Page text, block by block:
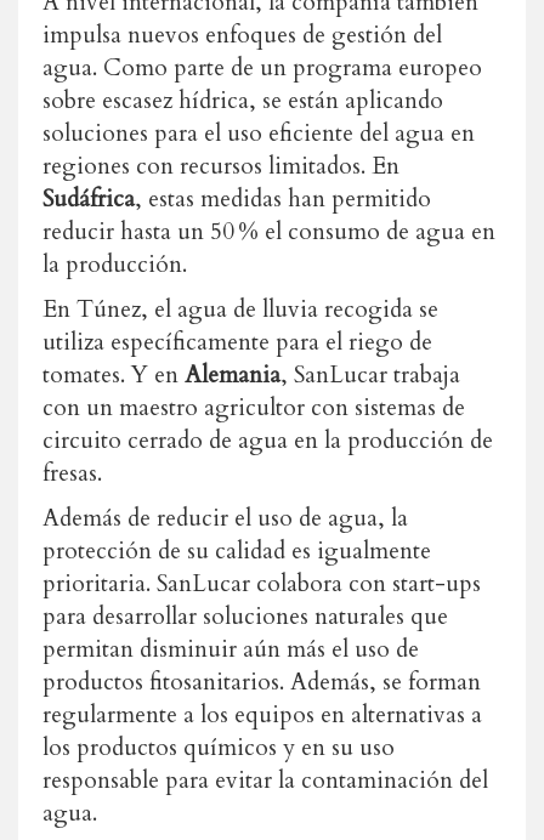
impulsa nuevos enfoques de gestión del
agua. Como parte de un programa europeo
sobre escasez hídrica, se están aplicando
soluciones para el uso eficiente del agua en
regiones con recursos limitados. En
Sudáfrica, estas medidas han permitido
reducir hasta un 50 % el consumo de agua en
la producción.
En Túnez, el agua de lluvia recogida se
utiliza específicamente para el riego de
tomates. Y enAlemania, SanLucar trabaja
con un maestro agricultor con sistemas de
circuito cerrado de agua en la producción de
fresas.
Además de reducir el uso de agua, la
protección de su calidad es igualmente
prioritaria. SanLucar colabora con start-ups
para desarrollar soluciones naturales que
permitan disminuir aún más el uso de
productos fitosanitarios. Además, se forman
regularmente a los equipos en alternativas a
los productos químicos y en su uso
responsable para evitar la contaminación del
agua.